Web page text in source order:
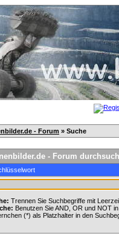
- Forum » Suche
- Forum
Trennen Sie Suchbegriffe mit
Benutzen Sie AND, OR und NOT
(*) als Platzhalter in den